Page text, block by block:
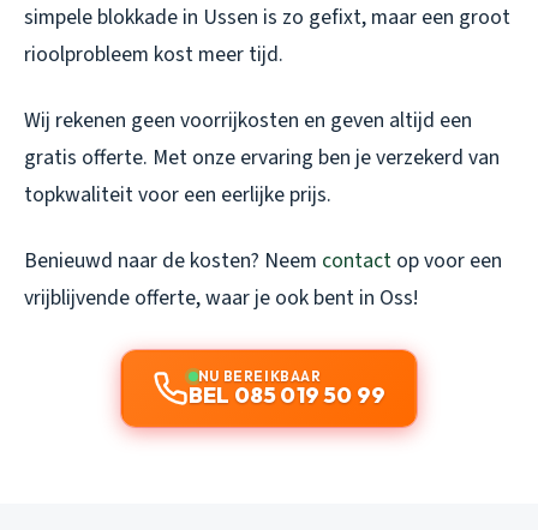
simpele blokkade in Ussen is zo gefixt, maar een groot
rioolprobleem kost meer tijd.
Wij rekenen geen voorrijkosten en geven altijd een
gratis offerte. Met onze ervaring ben je verzekerd van
topkwaliteit voor een eerlijke prijs.
Benieuwd naar de kosten? Neem contact op voor een
vrijblijvende offerte, waar je ook bent in Oss!
NU BEREIKBAAR
BEL 085 019 50 99